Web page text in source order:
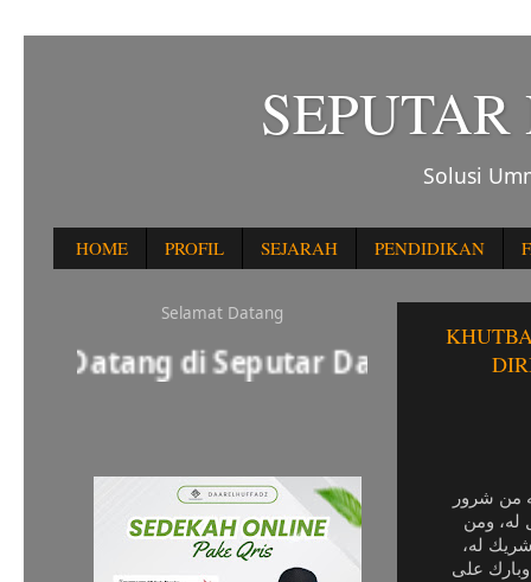
Solusi
HOME PROFIL SEJARAH PENDIDIKAN
من شرور
له، ومن
شريك له،
على
Selamat Datang
di Seputar Daar El Huffadz